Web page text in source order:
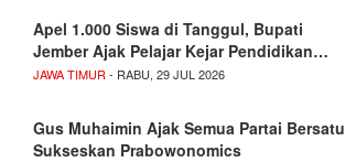
Apel 1.000 Siswa di Tanggul, Bupati
Jember Ajak Pelajar Kejar Pendidikan…
JAWA TIMUR - RABU, 29 JUL 2026
Gus Muhaimin Ajak Semua Partai Bersatu
Sukseskan Prabowonomics